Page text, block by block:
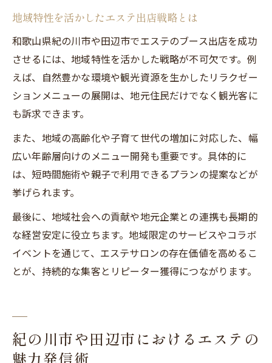
地域特性を活かしたエステ出店戦略とは
和歌山県紀の川市や田辺市でエステのブース出店を成功
させるには、地域特性を活かした戦略が不可欠です。例
えば、自然豊かな環境や観光資源を生かしたリラクゼー
ションメニューの展開は、地元住民だけでなく観光客に
も訴求できます。
また、地域の高齢化や子育て世代の増加に対応した、幅
広い年齢層向けのメニュー開発も重要です。具体的に
は、短時間施術や親子で利用できるプランの提案などが
挙げられます。
最後に、地域社会への貢献や地元企業との連携も長期的
な経営安定に役立ちます。地域限定のサービスやコラボ
イベントを通じて、エステサロンの存在価値を高めるこ
とが、持続的な集客とリピーター獲得につながります。
紀の川市や田辺市におけるエステの
魅力発信術